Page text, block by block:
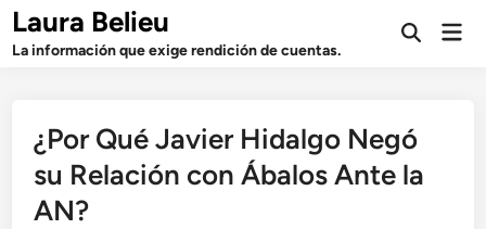
Saltar
contenido
Laura Belieu
La información que exige rendición de cuentas.
Abrir
¿Por Qué Javier Hidalgo Negó
su Relación con Ábalos Ante la
AN?